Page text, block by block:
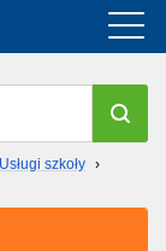
Usługi szkoły ›